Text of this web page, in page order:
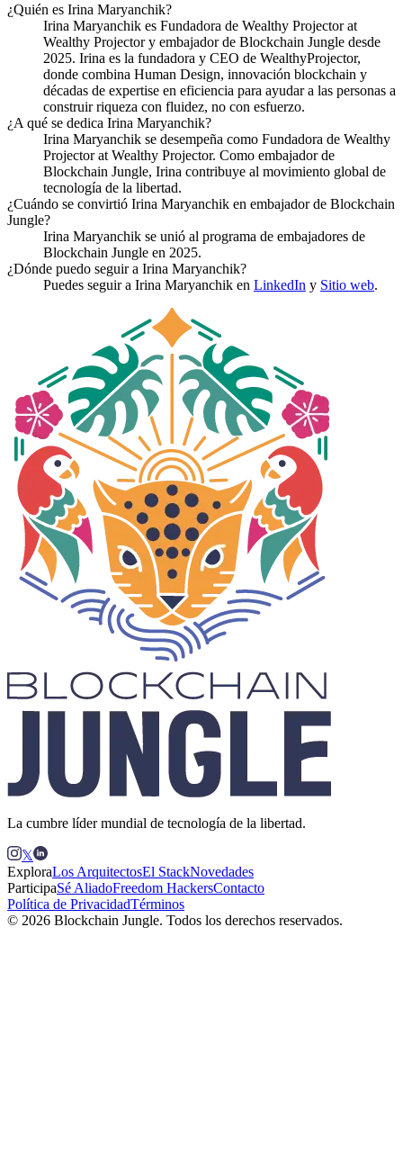
¿Quién es Irina Maryanchik?
Irina Maryanchik es Fundadora de Wealthy Projector at
Wealthy Projector y embajador de Blockchain Jungle desde
2025. Irina es la fundadora y CEO de WealthyProjector,
donde combina Human Design, innovación blockchain y
décadas de expertise en eficiencia para ayudar a las personas a
construir riqueza con fluidez, no con esfuerzo.
¿A qué se dedica Irina Maryanchik?
Irina Maryanchik se desempeña como Fundadora de Wealthy
Projector at Wealthy Projector. Como embajador de
Blockchain Jungle, Irina contribuye al movimiento global de
tecnología de la libertad.
¿Cuándo se convirtió Irina Maryanchik en embajador de Blockchain
Jungle?
Irina Maryanchik se unió al programa de embajadores de
Blockchain Jungle en 2025.
¿Dónde puedo seguir a Irina Maryanchik?
Puedes seguir a Irina Maryanchik en LinkedIn y Sitio web.
La cumbre líder mundial de tecnología de la libertad.
𝕏
ExploraLos ArquitectosEl StackNovedades
ParticipaSé AliadoFreedom HackersContacto
Política de PrivacidadTérminos
© 2026 Blockchain Jungle. Todos los derechos reservados.